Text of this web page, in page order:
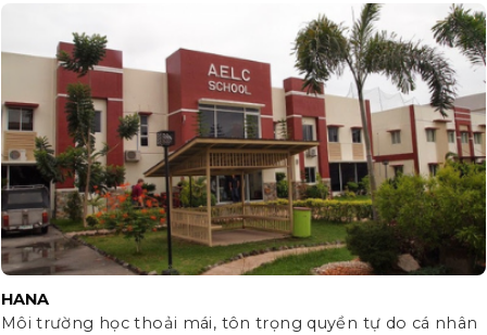
HANA
Môi trường học thoải mái, tôn trọng quyền tự do cá nhân